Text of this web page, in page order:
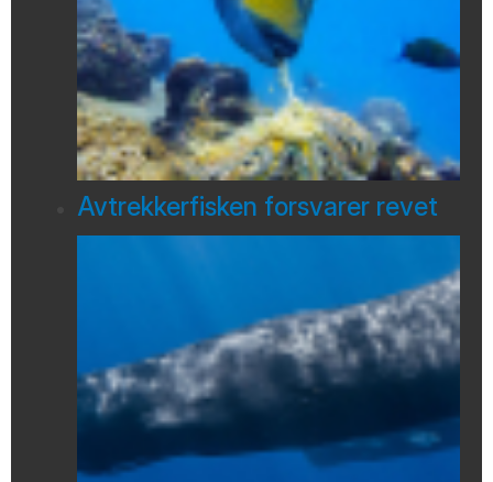
Avtrekkerfisken forsvarer revet